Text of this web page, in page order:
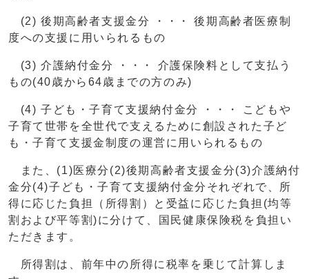
(2) 後期高齢者支援金分 ・・・ 後期高齢者医療制
度への支援に用いられるもの
(3) 介護納付金分 ・・・ 介護保険料として支払う
もの(40歳から64歳までの方のみ)
(4) 子ども・子育て支援納付金分 ・・・ こどもや
子育て世帯を全世代で支えるために創設された子ど
も・子育て支援金制度の運営に用いられるもの
また、(1)医療分(2)後期高齢者支援金分(3)介護納付
金分(4)子ども・子育て支援納付金分それぞれで、所
得に応じた負担（所得割）と受益に応じた負担(均等
割および平等割)に分けて、国民健康保険税を負担い
ただきます。
所得割は、前年中の所得に税率を乗じて計算しま